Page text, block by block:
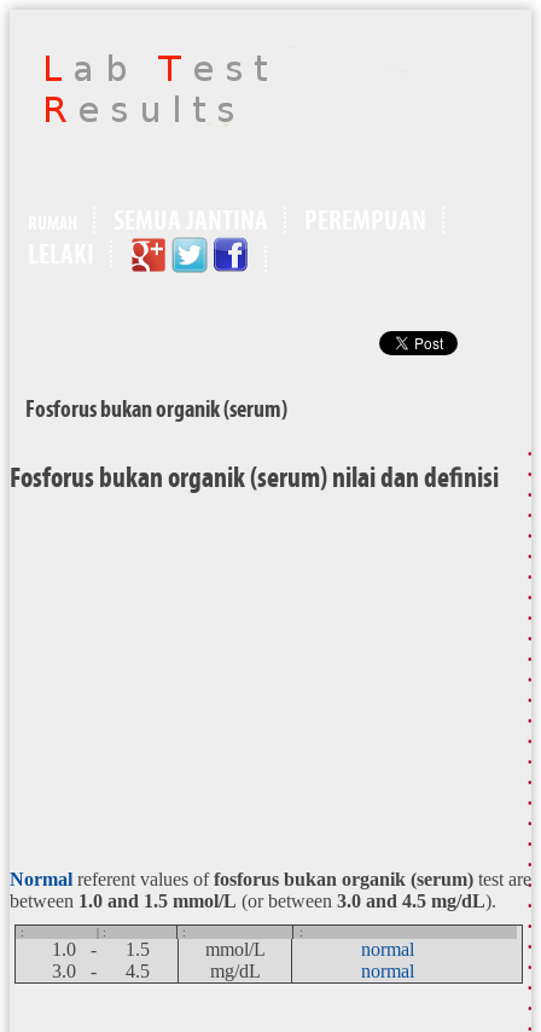
Fosforus bukan organik (serum)
Fosforus bukan organik (serum) nilai dan definisi
Normal referent values offosforus bukan organik (serum) test are
between 1.0 and 1.5 mmol/L (or between 3.0 and 4.5 mg/dL).
: | : : :
1.0 - 1.5 mmol/L
normal
3.0 -
4.5 mg/dL normal